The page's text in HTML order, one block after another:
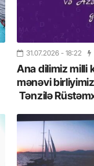
31.07.2026 - 18:22
Ana dilimiz milli
mənəvi
Tənzilə